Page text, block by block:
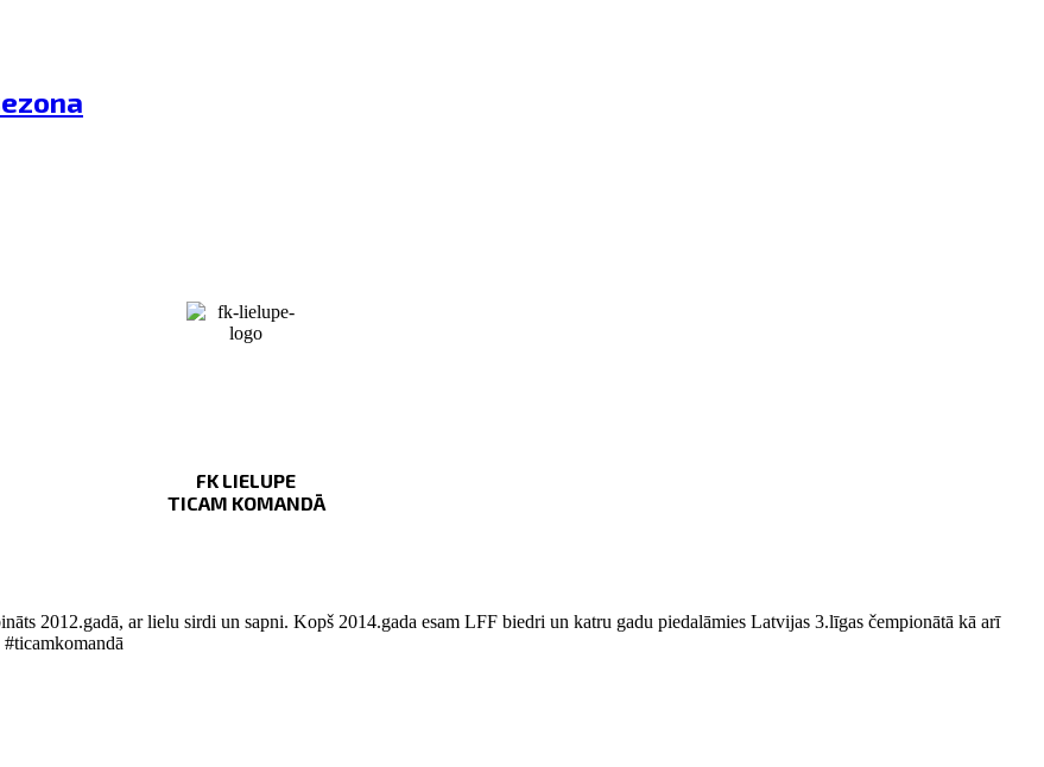
FK LIELUPE
TICAM KOMANDĀ
2012.gadā, ar lielu sirdi un sapni. Kopš 2014.gada esam LFF biedri un katru gadu piedalāmies Latvijas 3.līgas čempionātā kā arī